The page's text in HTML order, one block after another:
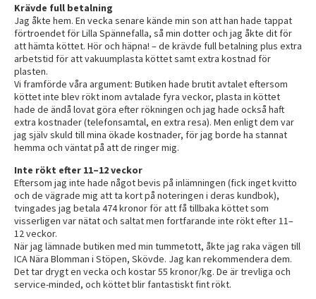
Krävde full betalning
Jag åkte hem. En vecka senare kände min son att han hade tappat
förtroendet för Lilla Spännefalla, så min dotter och jag åkte dit för
att hämta köttet. Hör och häpna! – de krävde full betalning plus extra
arbetstid för att vakuumplasta köttet samt extra kostnad för
plasten.
Vi framförde våra argument: Butiken hade brutit avtalet eftersom
köttet inte blev rökt inom avtalade fyra veckor, plasta in köttet
hade de ändå lovat göra efter rökningen och jag hade också haft
extra kostnader (telefonsamtal, en extra resa). Men enligt dem var
jag själv skuld till mina ökade kostnader, för jag borde ha stannat
hemma och väntat på att de ringer mig.
Inte rökt efter 11–12 veckor
Eftersom jag inte hade något bevis på inlämningen (fick inget kvitto
och de vägrade mig att ta kort på noteringen i deras kundbok),
tvingades jag betala 474 kronor för att få tillbaka köttet som
visserligen var nätat och saltat men fortfarande inte rökt efter 11–
12 veckor.
När jag lämnade butiken med min tummetott, åkte jag raka vägen till
ICA Nära Blomman i Stöpen, Skövde. Jag kan rekommendera dem.
Det tar drygt en vecka och kostar 55 kronor/kg. De är trevliga och
service-minded, och köttet blir fantastiskt fint rökt.